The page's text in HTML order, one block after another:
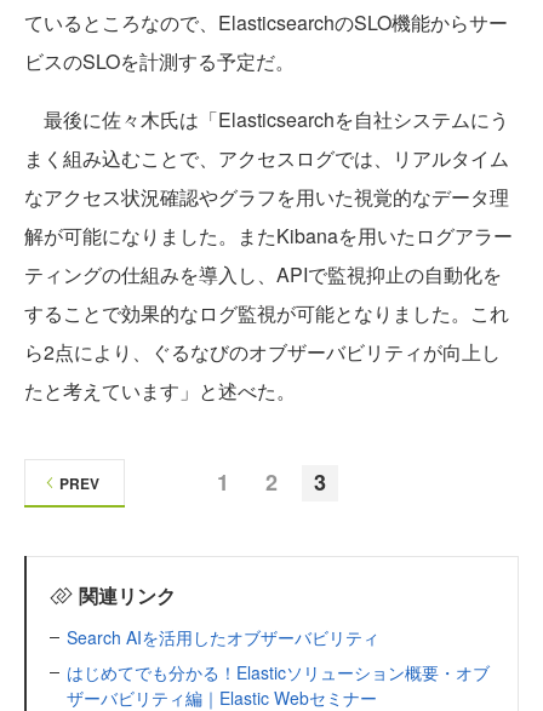
ているところなので、ElasticsearchのSLO機能からサー
ビスのSLOを計測する予定だ。
最後に佐々木氏は「Elasticsearchを自社システムにう
まく組み込むことで、アクセスログでは、リアルタイム
なアクセス状況確認やグラフを用いた視覚的なデータ理
解が可能になりました。またKibanaを用いたログアラー
ティングの仕組みを導入し、APIで監視抑止の自動化を
することで効果的なログ監視が可能となりました。これ
ら2点により、ぐるなびのオブザーバビリティが向上し
たと考えています」と述べた。
1 2 3
PREV
関連リンク
Search AIを活用したオブザーバビリティ
はじめてでも分かる！Elasticソリューション概要・オブ
ザーバビリティ編｜Elastic Webセミナー